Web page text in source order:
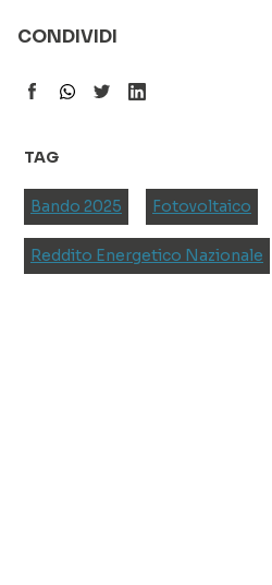
CONDIVIDI
TAG
Bando 2025 Fotovoltaico
Reddito Energetico Nazionale